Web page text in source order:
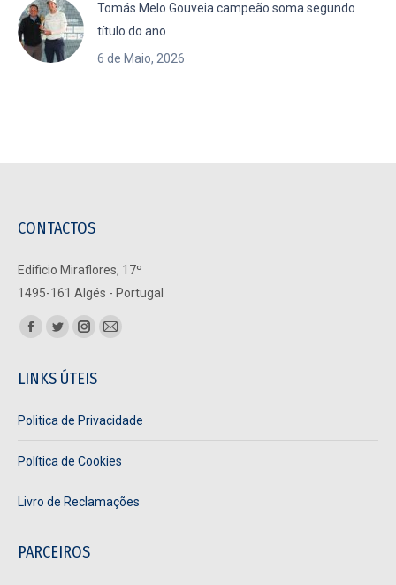
Tomás Melo Gouveia campeão soma segundo
título do ano
6 de Maio, 2026
CONTACTOS
Edificio Miraflores, 17º
1495-161 Algés - Portugal
Find us on:
Facebook
opens
new
Twitter
opens
new
Instagram
opens
new new
LINKS ÚTEIS
Politica de Privacidade
Política de Cookies
Livro de Reclamações
PARCEIROS